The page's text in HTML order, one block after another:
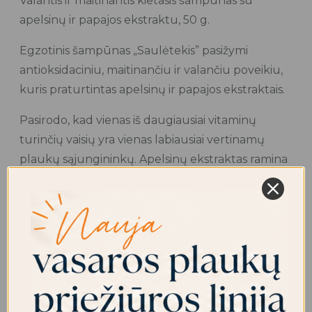
apelsinų ir papajos ekstraktu, 50 g.
Egzotinis šampūnas „Saulėtekis” pasižymi
antioksidaciniu, maitinančiu ir valančiu poveikiu,
kuris praturtintas apelsinų ir papajos ekstraktais.
Pasirodo, kad vienas iš daugiausiai vitaminų
turinčių vaisių yra vienas labiausiai vertinamų
plaukų sąjungininkų. Apelsinų ekstraktas ramina
ir padeda kokybiškai išvalyti plaukus, taip pat
veikia prieš pleiskanų atsiradimą.
Apelsinų ekstraktas pasižymi drėkinamuoju ir
atstatomuoju poveikiu. Tuo tarpu papajos vaisius
turi savyje daug cukrų: gliukozės ir fruktozės. Šie
cukrūs yra higroskopiški, nes esant tam tikroms
sąlygoms gali absorbuoti ir sulaikyti vandenį, o tai